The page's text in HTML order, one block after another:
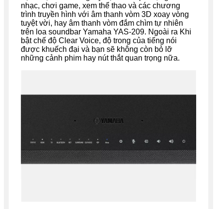
nhạc, chơi game, xem thể thao và các chương
trình truyền hình với âm thanh vòm 3D xoay vòng
tuyệt vời, hay âm thanh vòm đắm chìm tự nhiên
trên loa soundbar Yamaha YAS-209. Ngoài ra Khi
bật chế độ Clear Voice, độ trong của tiếng nói
được khuếch đại và bạn sẽ không còn bỏ lỡ
những cảnh phim hay nút thắt quan trọng nữa.